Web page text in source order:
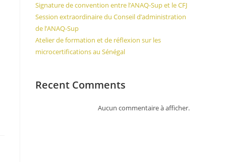
Signature de convention entre l’ANAQ-Sup et le CFJ
Session extraordinaire du Conseil d’administration
de l’ANAQ-Sup
Atelier de formation et de réflexion sur les
microcertifications au Sénégal
Recent Comments
Aucun commentaire à afficher.